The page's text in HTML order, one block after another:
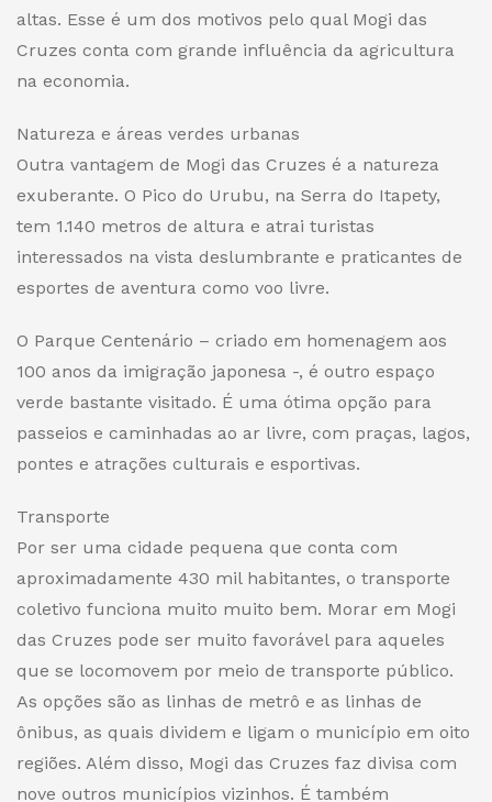
altas. Esse é um dos motivos pelo qual Mogi das
Cruzes conta com grande influência da agricultura
na economia.
Natureza e áreas verdes urbanas
Outra vantagem de Mogi das Cruzes é a natureza
exuberante. O Pico do Urubu, na Serra do Itapety,
tem 1.140 metros de altura e atrai turistas
interessados na vista deslumbrante e praticantes de
esportes de aventura como voo livre.
O Parque Centenário – criado em homenagem aos
100 anos da imigração japonesa -, é outro espaço
verde bastante visitado. É uma ótima opção para
passeios e caminhadas ao ar livre, com praças, lagos,
pontes e atrações culturais e esportivas.
Transporte
Por ser uma cidade pequena que conta com
aproximadamente 430 mil habitantes, o transporte
coletivo funciona muito muito bem. Morar em Mogi
das Cruzes pode ser muito favorável para aqueles
que se locomovem por meio de transporte público.
As opções são as linhas de metrô e as linhas de
ônibus, as quais dividem e ligam o município em oito
regiões. Além disso, Mogi das Cruzes faz divisa com
nove outros municípios vizinhos. É também